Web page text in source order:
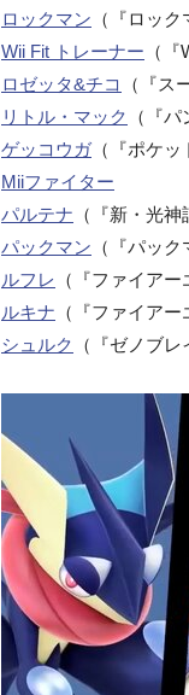
ロックマン （『ロッ
Wii Fit トレーナー （
ロゼッタ&チコ
（『ス
リトル・マック
（『
ゲッコウガ （『ポケ
Miiファイター
パルテナ （『新・光
パックマン （『パッ
ルフレ
（『ファイアー
ルキナ （『ファイアー
シュルク
（『ゼノブレ